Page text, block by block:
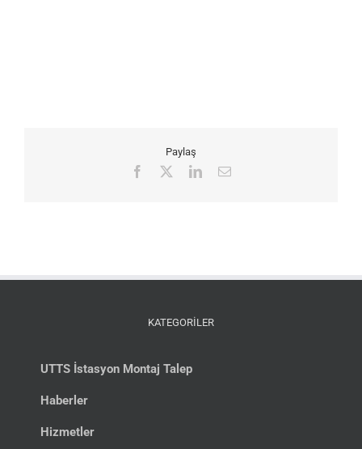
Paylaş
Facebook LinkedIn
E-
KATEGORİLER
UTTS İstasyon Montaj Talep
Haberler
Hizmetler